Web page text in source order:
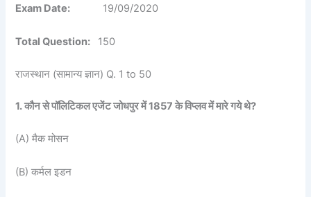
Exam Date: 19/09/2020
Total Question: 150
राजस्थान (सामान्य ज्ञान) Q. 1 to 50
1. कौन से पॉलिटिकल एजेंट जोधपुर में 1857 के विप्लव में मारे गये थे?
(A) मैक मोसन
(B) कर्मल इडन